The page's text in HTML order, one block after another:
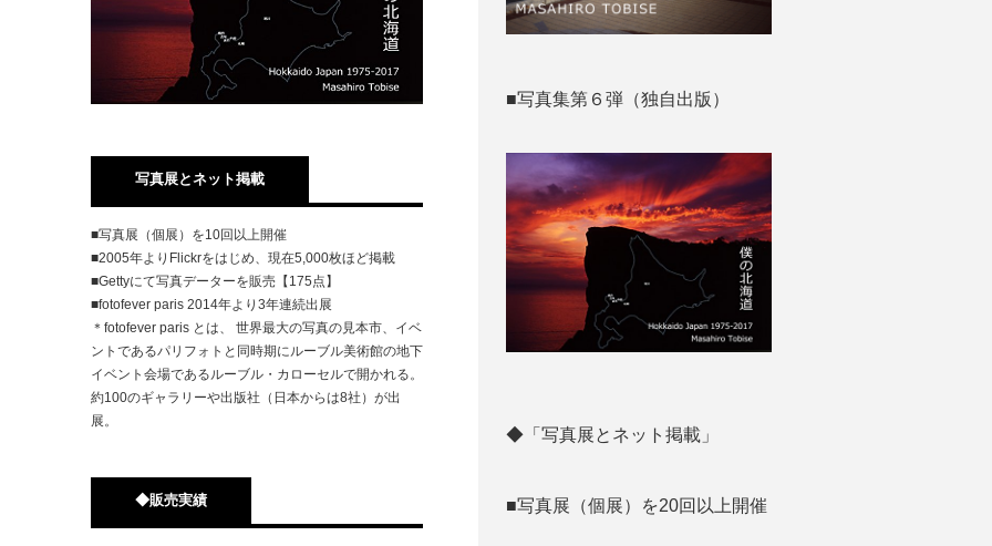
■写真集第６弾（独自出版）
◆「写真展とネット掲載」
■写真展（個展）を20回以上開催
写真展とネット掲載
■写真展（個展）を10回以上開催
■2005年よりFlickrをはじめ、現在5,000枚ほど掲載
■Gettyにて写真データーを販売【175点】
■fotofever paris 2014年より3年連続出展
＊fotofever paris とは、 世界最大の写真の見本市、イベ
ントであるパリフォトと同時期にルーブル美術館の地下
イベント会場であるルーブル・カローセルで開かれる。
約100のギャラリーや出版社（日本からは8社）が出
展。
◆販売実績